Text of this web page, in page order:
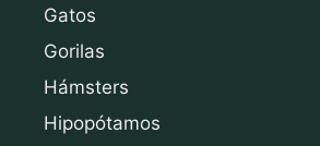
Gatos
Gorilas
Hámsters
Hipopótamos